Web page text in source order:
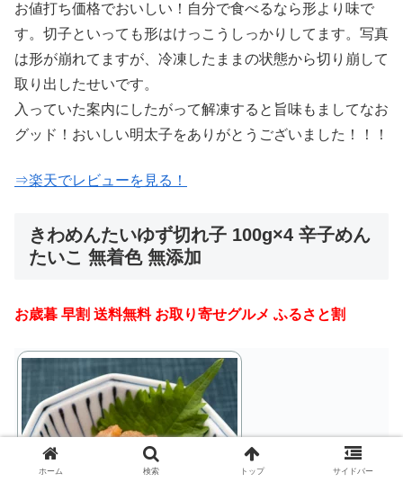
お値打ち価格でおいしい！自分で食べるなら形より味で
す。切子といっても形はけっこうしっかりしてます。写真
は形が崩れてますが、冷凍したままの状態から切り崩して
取り出したせいです。
入っていた案内にしたがって解凍すると旨味もましてなお
グッド！おいしい明太子をありがとうございました！！！
⇒楽天でレビューを見る！
きわめんたいゆず切れ子 100g×4 辛子めん
たいこ 無着色 無添加
お歳暮 早割 送料無料 お取り寄せグルメ ふるさと割
ホーム 検索 トップ サイドバー